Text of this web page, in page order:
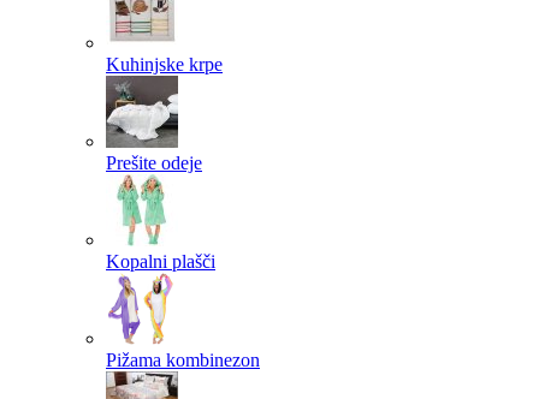
Kuhinjske krpe
Prešite odeje
Kopalni plašči
Pižama kombinezon